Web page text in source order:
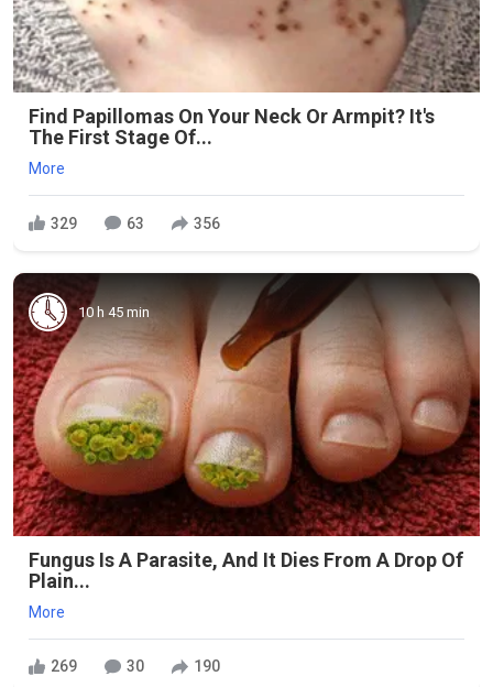
Find Papillomas On Your Neck Or Armpit? It's
The First Stage Of...
More
329 63 356
10 h 45 min
Fungus Is A Parasite, And It Dies From A Drop Of
Plain...
More
269 30 190